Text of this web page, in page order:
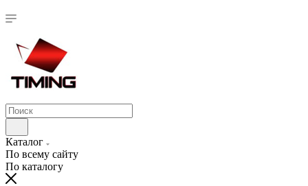
Каталог
По всему сайту
По каталогу